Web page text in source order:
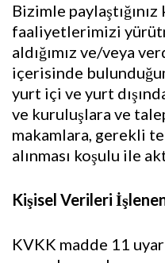
Bizimle
faaliyetlerimizi
aldığımız ve/veya
içerisinde
yurt içi ve yurt
ve kuruluşlara ve
makamlara, gerekli
alınması koşulu ile
Kişisel Verileri
KVKK madde 11